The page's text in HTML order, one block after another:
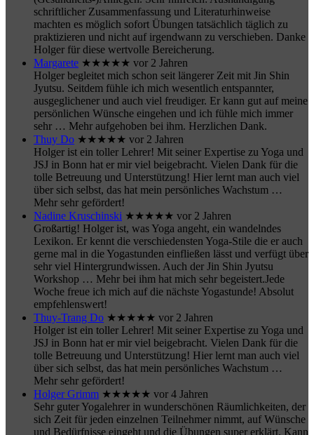
schriftlicher Zusammenfassung und Literaturhinweise
machten es möglich sofort Übungen tatsächlich täglich zu
praktizieren und nicht auf irgendwann zu verschieben. Danke
Holger für diese wertvolle Bereicherung.
Margarete ★★★★★ vor 2 Jahren
Holger begleitet mich schon seit längerer Zeit mit Jin Shin
Jyutsu. Seitdem fühle ich mich wesentlich entspannter,
ausgeglichener und auch viel freudiger. Er kann gut auf meine
persönlichen Wünsche eingehen und ich fühle mich immer
sehr … Mehr aufgehoben bei ihm. Herzlichen Dank.
Thuy Do ★★★★★ vor 2 Jahren
Holger ist ein toller Lehrer! Mit seiner Expertise zu Yoga und
JSJ in Bonn hat er mir viel beigebracht. Vielen Dank für die
tolle Betreuung und Unterstützung! Hier lernt man auch viel
über sich selbst, das hat mein persönliches Wachstum …
Mehr sehr gefördert!
Nadine Kruschinski ★★★★★ vor 2 Jahren
Großartig! Holger ist, was Yoga angeht, ein wandelndes
Lexikon. Er kennt die verschiedensten Yoga-Stile die er auch
gerne mal in die Yogastunden einfließen lässt und verfügt über
sehr viel Hintergrundwissen. Auch der Jin Shin Jyutsu
Workshop … Mehr bei ihm hat mich sehr begeistert.Jede
Woche freue ich mich auf die nächste Yogastunde! Absolut
empfehlenswert!
Thuy-Trang Do ★★★★★ vor 2 Jahren
Holger ist ein toller Lehrer! Mit seiner Expertise zu Yoga und
JSJ in Bonn hat er mir viel beigebracht. Vielen Dank für die
tolle Betreuung und Unterstützung! Hier lernt man auch viel
über sich selbst, das hat mein persönliches Wachstum …
Mehr sehr gefördert!
Holger Grimm ★★★★★ vor 4 Jahren
Sehr guter Yogalehrer in wunderschönen Räumlichkeiten, der
sich Zeit für jeden einzelnen Teilnehmer nimmt, auf Wünsche
und Bedürfnisse eingeht und die Übungen super erklärt. Kann